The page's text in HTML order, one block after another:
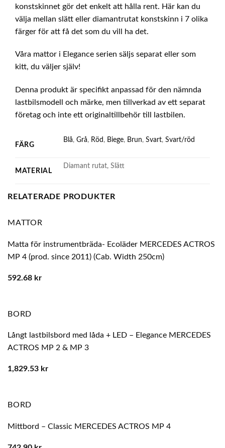
konstskinnet gör det enkelt att hålla rent. Här kan du
välja mellan slätt eller diamantrutat konstskinn i 7 olika
färger för att få det som du vill ha det.
Våra mattor i Elegance serien säljs separat eller som
kitt, du väljer själv!
Denna produkt är specifikt anpassad för den nämnda
lastbilsmodell och märke, men tillverkad av ett separat
företag och inte ett originaltillbehör till lastbilen.
FÄRG
Blå,Grå, Röd , Biege, Brun,Svart,Svart/röd
MATERIAL
Diamant rutat, Slätt
RELATERADE PRODUKTER
MATTOR
Matta för instrumentbräda- Ecoläder MERCEDES ACTROS
MP 4 (prod. since 2011) (Cab. Width 250cm)
592.68 kr
BORD
Långt lastbilsbord med låda + LED – Elegance MERCEDES
ACTROS MP 2 & MP 3
1,829.53 kr
BORD
Mittbord – Classic MERCEDES ACTROS MP 4